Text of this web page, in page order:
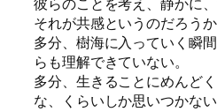
彼らのことを考え、静かに、
それが共感というのだろうか
多分、樹海に入っていく瞬
らも理解できていない。
多分、生きることにめんど
な、くらいしか思いつかない